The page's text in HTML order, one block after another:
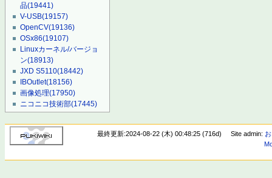
品(19441)
V-USB(19157)
OpenCV(19136)
OSx86(19107)
Linuxカーネル/バージョ
ン(18913)
JXD S5110(18442)
IBOutlet(18156)
画像処理(17950)
ニコニコ技術部(17445)
最終更新:2024-08-22 (木) 00:48:25 (716d) Site admin: